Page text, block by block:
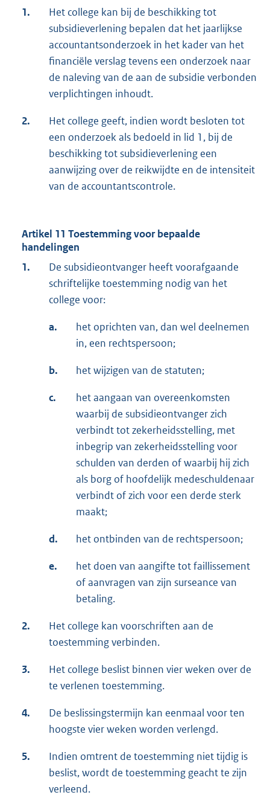
1.
Het college kan bij de beschikking tot
subsidieverlening bepalen dat het jaarlijkse
accountantsonderzoek in het kader van het
financiële verslag tevens een onderzoek naar
de naleving van de aan de subsidie verbonden
verplichtingen inhoudt.
2.
Het college geeft, indien wordt besloten tot
een onderzoek als bedoeld in lid 1, bij de
beschikking tot subsidieverlening een
aanwijzing over de reikwijdte en de intensiteit
van de accountantscontrole.
Artikel 11 Toestemming voor bepaalde
handelingen
1.
De subsidieontvanger heeft voorafgaande
schriftelijke toestemming nodig van het
college voor:
a.
het oprichten van, dan wel deelnemen
in, een rechtspersoon;
b. het wijzigen van de statuten;
c.
het aangaan van overeenkomsten
waarbij de subsidieontvanger zich
verbindt tot zekerheidsstelling, met
inbegrip van zekerheidsstelling voor
schulden van derden of waarbij hij zich
als borg of hoofdelijk medeschuldenaar
verbindt of zich voor een derde sterk
maakt;
d. het ontbinden van de rechtspersoon;
e.
het doen van aangifte tot faillissement
of aanvragen van zijn surseance van
betaling.
2.
Het college kan voorschriften aan de
toestemming verbinden.
3.
Het college beslist binnen vier weken over de
te verlenen toestemming.
4.
De beslissingstermijn kan eenmaal voor ten
hoogste vier weken worden verlengd.
5.
Indien omtrent de toestemming niet tijdig is
beslist, wordt de toestemming geacht te zijn
verleend.